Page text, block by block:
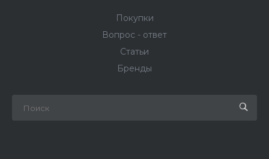
Покупки
Вопрос - ответ
Статьи
Бренды